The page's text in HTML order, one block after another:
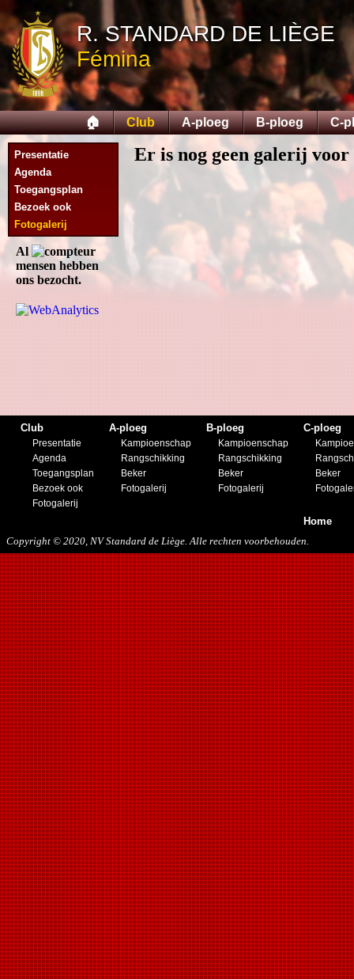
R. STANDARD DE LIÈGE
Fémina
🏠 Club A-ploeg B-ploeg C-
Presentatie
Agenda
Toegangsplan
Bezoek ook
Fotogalerij
Al
mensen hebben
ons bezocht.
Er is nog geen galerij voor
Club
Presentatie
Agenda
Toegangsplan
Bezoek ook
Fotogalerij
A-ploeg
Kampioenschap
Rangschikking
Beker
Fotogalerij
B-ploeg
Kampioenschap
Rangschikking
Beker
Fotogalerij
C-ploeg
Beker
Home
Copyright © 2020, NV Standard de Liège. Alle rechten voorbehouden.